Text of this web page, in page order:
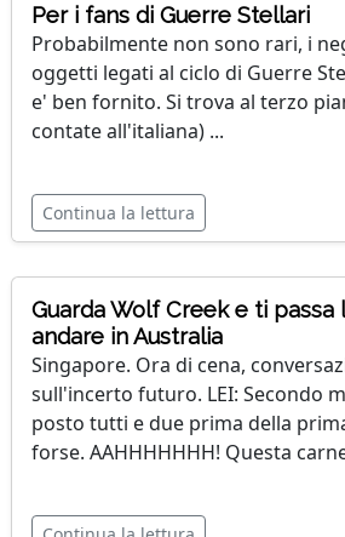
Per i fans di Guerre Stellari
Probabilmente non sono rari, i
oggetti legati al ciclo di Guerre
e' ben fornito. Si trova al terzo
contate all'italiana) ...
Continua la lettura
Guarda Wolf Creek e ti passa
andare in Australia
Singapore. Ora di cena,
sull'incerto futuro. LEI: Secondo
posto tutti e due prima della
forse. AAHHHHHHH! Questa